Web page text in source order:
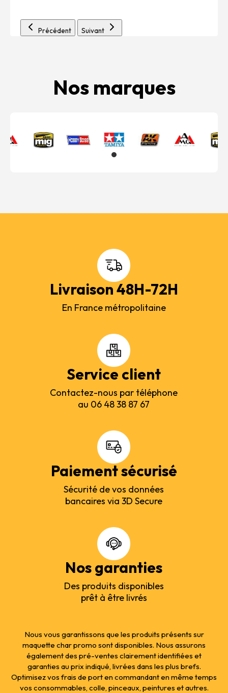
Précédent Suivant
Nos marques
Livraison 48H-72H
En France métropolitaine
Service client
Contactez-nous par téléphone
au 06 48 38 87 67
Paiement sécurisé
Sécurité de vos données
bancaires via 3D Secure
Nos garanties
Des produits disponibles
prêt à être livrés
Nous vous garantissons que les produits présents sur
maquette char promo sont disponibles. Nous assurons
également des pré-ventes clairement identifiées et
garanties au prix indiqué, livrées dans les plus brefs.
Optimisez vos frais de port en commandant en même temps
vos consommables, colle, pinceaux, peintures et autres.